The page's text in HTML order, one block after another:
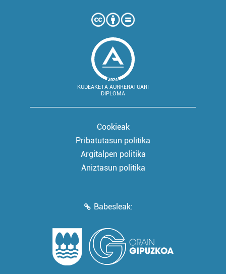
KUDEAKETA AURRERATUARI
DIPLOMA
Cookieak
Pribatutasun politika
Argitalpen politika
Aniztasun politika
Babesleak: